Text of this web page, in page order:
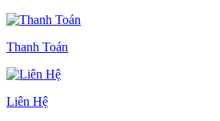
Thanh Toán
Liên Hệ